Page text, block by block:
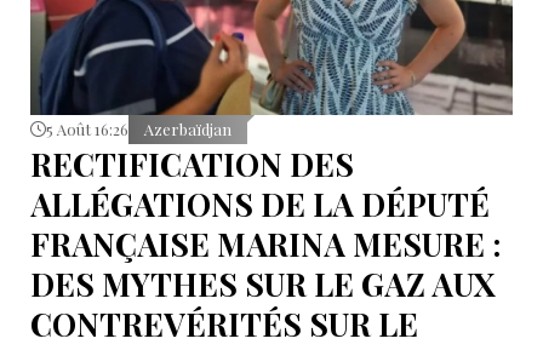
5 Août 16:26 Azerbaïdjan
RECTIFICATION DES
ALLÉGATIONS DE LA DÉPUTÉ
FRANÇAISE MARINA MESURE :
DES MYTHES SUR LE GAZ AUX
CONTREVÉRITÉS SUR LE